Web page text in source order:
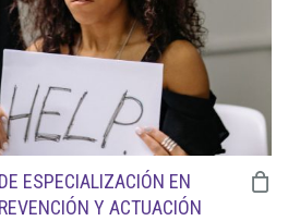
ESPECIALIZACIÓN EN
Y ACTUACIÓN